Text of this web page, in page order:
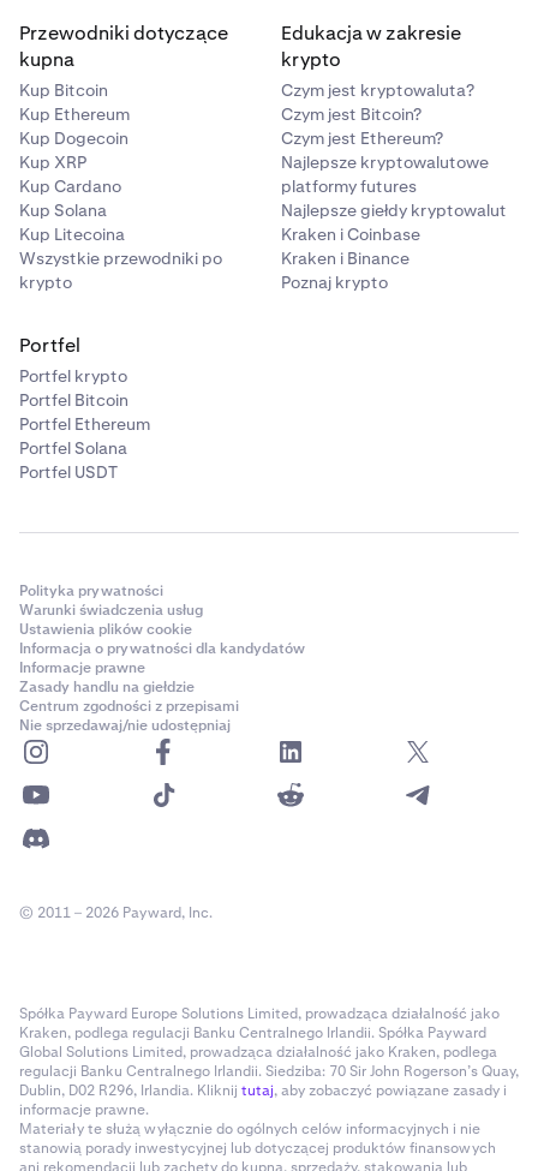
Przewodniki dotyczące
kupna
Kup Bitcoin
Kup Ethereum
Kup Dogecoin
Kup XRP
Kup Cardano
Kup Solana
Kup Litecoina
Wszystkie przewodniki po
krypto
Edukacja w zakresie
krypto
Czym jest kryptowaluta?
Czym jest Bitcoin?
Czym jest Ethereum?
Najlepsze kryptowalutowe
platformy futures
Najlepsze giełdy kryptowalut
Kraken i Coinbase
Kraken i Binance
Poznaj krypto
Portfel
Portfel krypto
Portfel Bitcoin
Portfel Ethereum
Portfel Solana
Portfel USDT
Polityka prywatności
Warunki świadczenia usług
Ustawienia plików cookie
Informacja o prywatności dla kandydatów
Informacje prawne
Zasady handlu na giełdzie
Centrum zgodności z przepisami
Nie sprzedawaj/nie udostępniaj
© 2011 – 2026 Payward, Inc.
Spółka Payward Europe Solutions Limited, prowadząca działalność jako
Kraken, podlega regulacji Banku Centralnego Irlandii. Spółka Payward
Global Solutions Limited, prowadząca działalność jako Kraken, podlega
regulacji Banku Centralnego Irlandii. Siedziba: 70 Sir John Rogerson’s Quay,
Dublin, D02 R296, Irlandia. Kliknij tutaj, aby zobaczyć powiązane zasady i
informacje prawne.
Materiały te służą wyłącznie do ogólnych celów informacyjnych i nie
stanowią porady inwestycyjnej lub dotyczącej produktów finansowych